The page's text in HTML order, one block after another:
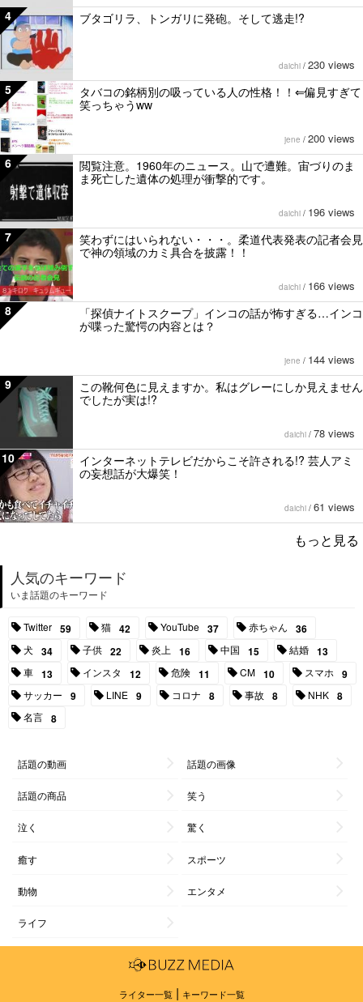
4 ブタゴリラ、トンガリに発砲。そして逃走!?
daichi / 230 views
5
タバコの銘柄別の吸っている人の性格！！⇐偏見すぎて
笑っちゃうww
jene / 200 views
6
閲覧注意。1960年のニュース。山で遭難。宙づりのま
ま死亡した遺体の処理が衝撃的です。
daichi / 196 views
7
笑わずにはいられない・・・。柔道代表発表の記者会見
で神の領域のカミ具合を披露！！
daichi / 166 views
8
「探偵ナイトスクープ」インコの話が怖すぎる…インコ
が喋った驚愕の内容とは？
jene / 144 views
9
この靴何色に見えますか。私はグレーにしか見えません
でしたが実は!?
daichi / 78 views
10
インターネットテレビだからこそ許される!? 芸人アミ
の妄想話が大爆笑！
daichi / 61 views
もっと見る
人気のキーワード
いま話題のキーワード
Twitter 59 猫 42 YouTube 37 赤ちゃん 36
犬 34 子供 22 炎上 16 中国 15 結婚 13
車 13 インスタ 12 危険 11 CM 10 スマホ 9
サッカー 9 LINE 9 コロナ 8 事故 8 NHK 8
名言 8
話題の動画 話題の画像
話題の商品 笑う
泣く 驚く
癒す スポーツ
動物 エンタメ
ライフ
ライター一覧| キーワード一覧